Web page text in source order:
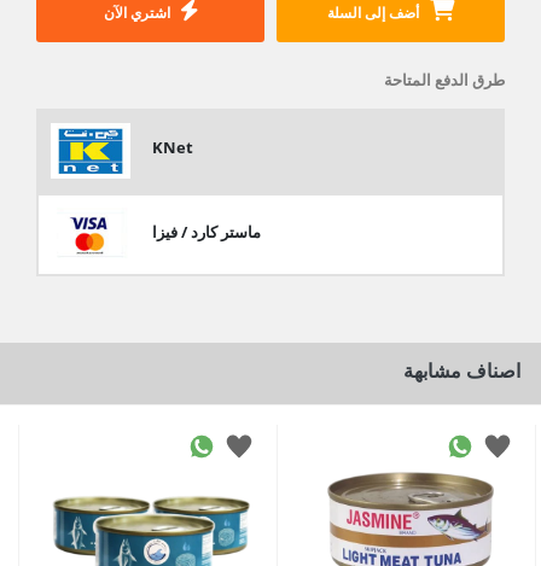
أضف إلى السلة اشتري الآن
طرق الدفع المتاحة
KNet
ماستر كارد / فيزا
اصناف مشابهة